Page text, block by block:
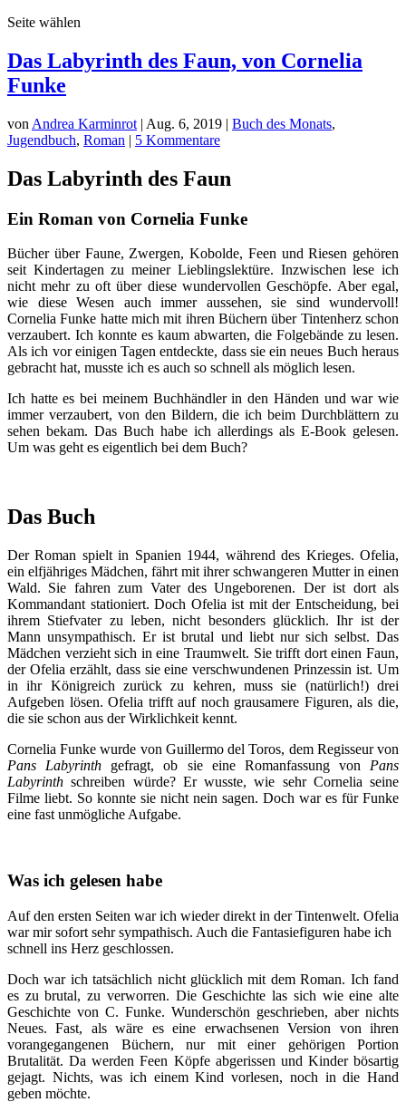
Seite wählen
Das Labyrinth des Faun, von Cornelia
Funke
von Andrea Karminrot | Aug. 6, 2019 | Buch des Monats,
Jugendbuch, Roman | 5 Kommentare
Das Labyrinth des Faun
Ein Roman von Cornelia Funke
Bücher über Faune, Zwergen, Kobolde, Feen und Riesen gehören
seit Kindertagen zu meiner Lieblingslektüre. Inzwischen lese ich
nicht mehr zu oft über diese wundervollen Geschöpfe. Aber egal,
wie diese Wesen auch immer aussehen, sie sind wundervoll!
Cornelia Funke hatte mich mit ihren Büchern über Tintenherz schon
verzaubert. Ich konnte es kaum abwarten, die Folgebände zu lesen.
Als ich vor einigen Tagen entdeckte, dass sie ein neues Buch heraus
gebracht hat, musste ich es auch so schnell als möglich lesen.
Ich hatte es bei meinem Buchhändler in den Händen und war wie
immer verzaubert, von den Bildern, die ich beim Durchblättern zu
sehen bekam. Das Buch habe ich allerdings als E-Book gelesen.
Um was geht es eigentlich bei dem Buch?
Das Buch
Der Roman spielt in Spanien 1944, während des Krieges. Ofelia,
ein elfjähriges Mädchen, fährt mit ihrer schwangeren Mutter in einen
Wald. Sie fahren zum Vater des Ungeborenen. Der ist dort als
Kommandant stationiert. Doch Ofelia ist mit der Entscheidung, bei
ihrem Stiefvater zu leben, nicht besonders glücklich. Ihr ist der
Mann unsympathisch. Er ist brutal und liebt nur sich selbst. Das
Mädchen verzieht sich in eine Traumwelt. Sie trifft dort einen Faun,
der Ofelia erzählt, dass sie eine verschwundenen Prinzessin ist. Um
in ihr Königreich zurück zu kehren, muss sie (natürlich!) drei
Aufgeben lösen. Ofelia trifft auf noch grausamere Figuren, als die,
die sie schon aus der Wirklichkeit kennt.
Cornelia Funke wurde von Guillermo del Toros, dem Regisseur von
Pans Labyrinth gefragt, ob sie eine Romanfassung von Pans
Labyrinth schreiben würde? Er wusste, wie sehr Cornelia seine
Filme liebt. So konnte sie nicht nein sagen. Doch war es für Funke
eine fast unmögliche Aufgabe.
Was ich gelesen habe
Auf den ersten Seiten war ich wieder direkt in der Tintenwelt. Ofelia
war mir sofort sehr sympathisch. Auch die Fantasiefiguren habe ich
schnell ins Herz geschlossen.
Doch war ich tatsächlich nicht glücklich mit dem Roman. Ich fand
es zu brutal, zu verworren. Die Geschichte las sich wie eine alte
Geschichte von C. Funke. Wunderschön geschrieben, aber nichts
Neues. Fast, als wäre es eine erwachsenen Version von ihren
vorangegangenen Büchern, nur mit einer gehörigen Portion
Brutalität. Da werden Feen Köpfe abgerissen und Kinder bösartig
gejagt. Nichts, was ich einem Kind vorlesen, noch in die Hand
geben möchte.